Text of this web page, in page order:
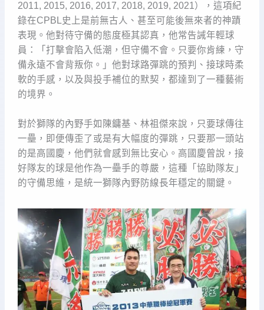
2011, 2015, 2016, 2017, 2018, 2019, 2021），這項紀
錄在CPBL史上是前無古人、甚至可能後無來者的神蹟
表現。他對待守備的態度極其認真，他常告誡年輕球
員：「打擊會陷入低潮，但守備不會。只要你肯練，守
備永遠不會背叛你。」他對球路彈跳的預判、接球時柔
軟的手感，以及與投手補位的默契，都達到了一種藝術
的境界。
對於獅隊的內野手如陳鏞基、林祖傑來說，只要球傳往
一壘，即便傳歪了或是有大幅度的彈跳，只要那一頭站
的是高國慶，他們就會感到無比安心。高國慶曾說，接
好隊友的球是他作為一壘手的尊嚴，這種「協助隊友」
的守備思維，是統一獅隊內野防線長年穩定的關鍵。